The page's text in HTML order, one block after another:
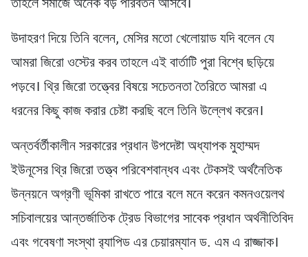
উদাহরণ দিয়ে তিনি বলেন, মেসির মতো খেলোয়াড যদি বলেন যে
আমরা জিরো ওস্টের করব তাহলে এই বার্তাটি পুরা বিশ্বে ছড়িয়ে
পড়বে। থ্রি জিরো তত্ত্বের বিষয়ে সচেতনতা তৈরিতে আমরা এ
ধরনের কিছু কাজ করার চেষ্টা করছি বলে তিনি উল্লেখ করেন।
অন্তর্বর্তীকালীন সরকারের প্রধান উপদেষ্টা অধ্যাপক মুহাম্মদ
ইউনূসের থ্রি জিরো তত্ত্ব পরিবেশবান্ধব এবং টেকসই অর্থনৈতিক
উন্নয়নে অগ্রণী ভূমিকা রাখতে পারে বলে মনে করেন কমনওয়েলথ
সচিবালয়ের আন্তর্জাতিক ট্রেড বিভাগের সাবেক প্রধান অর্থনীতিবিদ
এবং গবেষণা সংস্থা র‌্যাপিড এর চেয়ারম্যান ড. এম এ রাজ্জাক।